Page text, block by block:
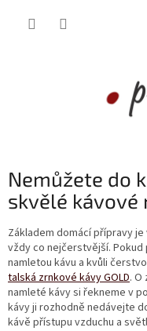
Nemůžete do
skvělé kávové
Základem domácí přípravy
vždy co nejčerstvější.
namletou kávu a kvůli
talská zrnkové kávy GOLD.
namleté kávy si řekneme v
kávy ji rozhodně nedávejte
kávě přístupu vzduchu a